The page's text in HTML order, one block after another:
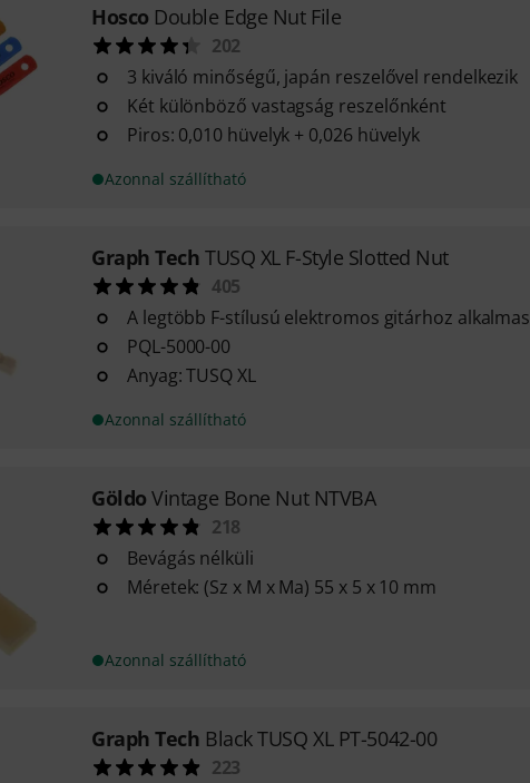
Hosco Double Edge Nut File
202
3 kiváló minőségű, japán reszelővel rendelkezik
Két különböző vastagság reszelőnként
Piros: 0,010 hüvelyk + 0,026 hüvelyk
Azonnal szállítható
Graph Tech TUSQ XL F-Style Slotted Nut
405
A legtöbb F-stílusú elektromos gitárhoz alkalmas
PQL-5000-00
Anyag: TUSQ XL
Azonnal szállítható
Göldo Vintage Bone Nut NTVBA
218
Bevágás nélküli
Méretek: (Sz x M x Ma) 55 x 5 x 10 mm
Azonnal szállítható
Graph Tech Black TUSQ XL PT-5042-00
223